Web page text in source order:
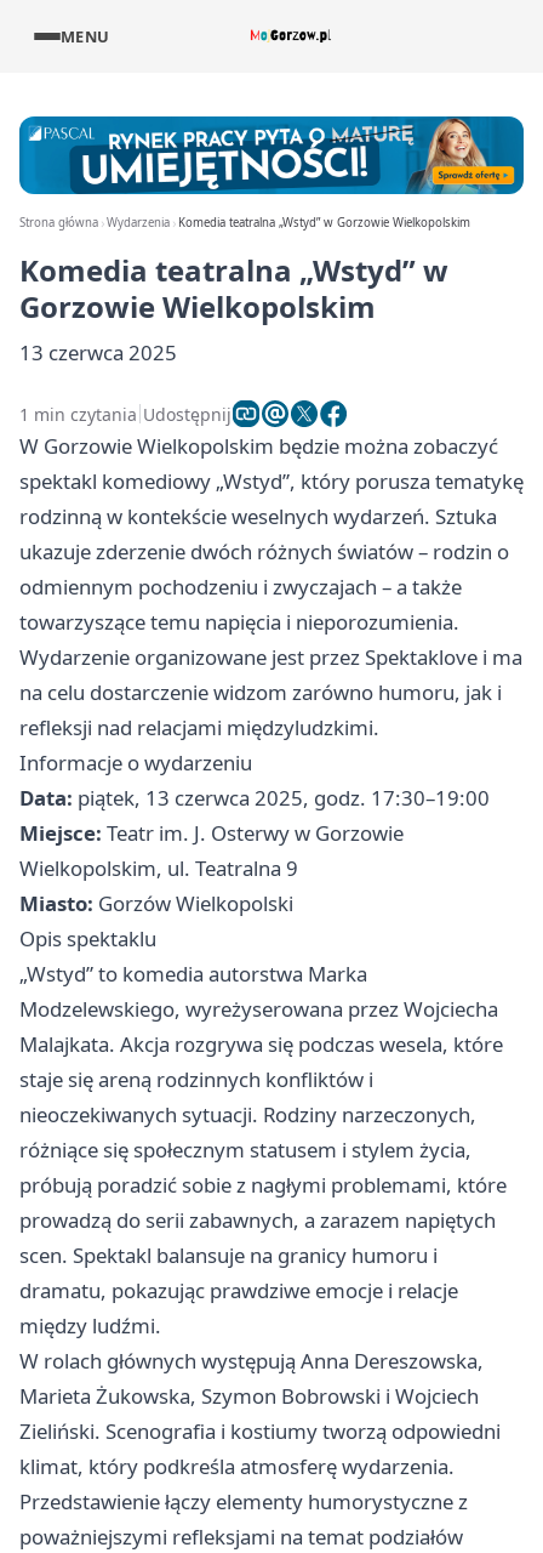
MENU
Strona główna Wydarzenia Komedia teatralna „Wstyd” w Gorzowie Wielkopolskim
Komedia teatralna „Wstyd” w
Gorzowie Wielkopolskim
13 czerwca 2025
1 min czytania Udostępnij
W Gorzowie Wielkopolskim będzie można zobaczyć
spektakl komediowy „Wstyd”, który porusza tematykę
rodzinną w kontekście weselnych wydarzeń. Sztuka
ukazuje zderzenie dwóch różnych światów – rodzin o
odmiennym pochodzeniu i zwyczajach – a także
towarzyszące temu napięcia i nieporozumienia.
Wydarzenie organizowane jest przez Spektaklove i ma
na celu dostarczenie widzom zarówno humoru, jak i
refleksji nad relacjami międzyludzkimi.
Informacje o wydarzeniu
Data: piątek, 13 czerwca 2025, godz. 17:30–19:00
Miejsce: Teatr im. J. Osterwy w Gorzowie
Wielkopolskim, ul. Teatralna 9
Miasto: Gorzów Wielkopolski
Opis spektaklu
„Wstyd” to komedia autorstwa Marka
Modzelewskiego, wyreżyserowana przez Wojciecha
Malajkata. Akcja rozgrywa się podczas wesela, które
staje się areną rodzinnych konfliktów i
nieoczekiwanych sytuacji. Rodziny narzeczonych,
różniące się społecznym statusem i stylem życia,
próbują poradzić sobie z nagłymi problemami, które
prowadzą do serii zabawnych, a zarazem napiętych
scen. Spektakl balansuje na granicy humoru i
dramatu, pokazując prawdziwe emocje i relacje
między ludźmi.
W rolach głównych występują Anna Dereszowska,
Marieta Żukowska, Szymon Bobrowski i Wojciech
Zieliński. Scenografia i kostiumy tworzą odpowiedni
klimat, który podkreśla atmosferę wydarzenia.
Przedstawienie łączy elementy humorystyczne z
poważniejszymi refleksjami na temat podziałów